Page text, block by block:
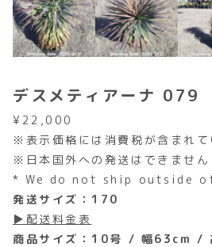
デスメティアーナ 079
¥ 22,000
※表示価格には消費税が含まれて
※日本国外への発送はできません
* We do not ship outside
発送サイズ：170
▶配送料金表
商品サイズ：10号 / 幅63cm /